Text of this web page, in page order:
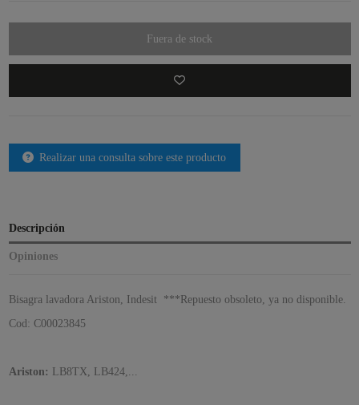
Fuera de stock
Realizar una consulta sobre este producto
Descripción
Opiniones
Bisagra lavadora Ariston, Indesit ***Repuesto obsoleto, ya no disponible.
Cod: C00023845
Ariston: LB8TX, LB424,...